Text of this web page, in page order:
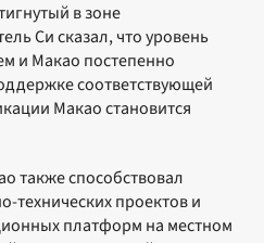
в зоне
Си сказал, что уровень
и Макао постепенно
соответствующей
Макао становится
также способствовал
технических проектов и
платформ на местном